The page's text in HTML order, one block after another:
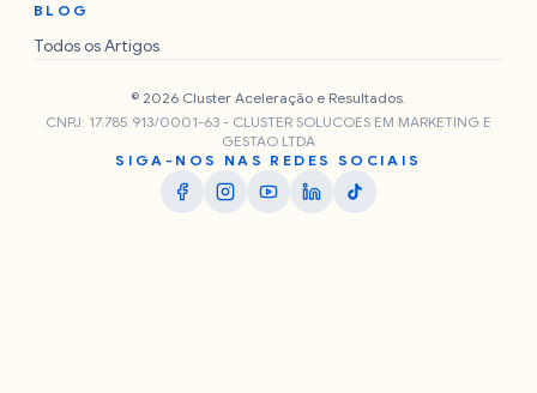
BLOG
Todos os Artigos
© 2026 Cluster Aceleração e Resultados.
CNPJ: 17.785.913/0001-63 - CLUSTER SOLUCOES EM MARKETING E
GESTAO LTDA
SIGA-NOS NAS REDES SOCIAIS